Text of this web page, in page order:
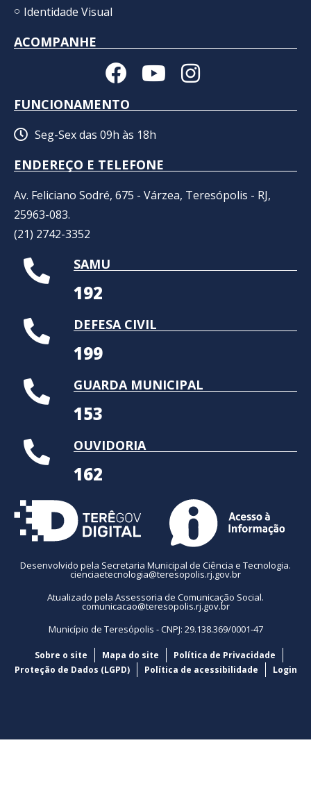
Identidade Visual
ACOMPANHE
FUNCIONAMENTO
Seg-Sex das 09h às 18h
ENDEREÇO E TELEFONE
Av. Feliciano Sodré, 675 - Várzea, Teresópolis - RJ,
25963-083.
(21) 2742-3352​
SAMU
192
DEFESA CIVIL
199
GUARDA MUNICIPAL
153
OUVIDORIA
162
Desenvolvido pela Secretaria Municipal de Ciência e Tecnologia.
cienciaetecnologia@teresopolis.rj.gov.br
Atualizado pela Assessoria de Comunicação Social.
comunicacao@teresopolis.rj.gov.br
Município de Teresópolis - CNPJ: 29.138.369/0001-47
Sobre o site Mapa do site
Política de Privacidade
Proteção de Dados (LGPD)
Política de acessibilidade Login